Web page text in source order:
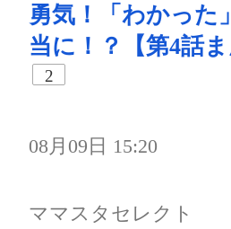
勇気！「わかった
当に！？【第4話ま
2
08月09日 15:20
ママスタセレクト